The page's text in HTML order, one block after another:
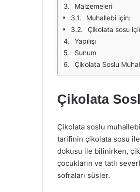
Malzemeleri
Muhallebi için:
Çikolata sosu
Yapılışı
Sunum
Çikolata Soslu
Çikolata
Çikolata soslu
tarifinin çikolata sosu
dokusu ile bilinirken,
çocukların ve tatlı
sofraları süsler.